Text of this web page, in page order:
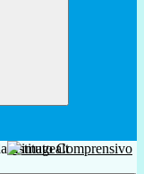
Istituto Comprensivo